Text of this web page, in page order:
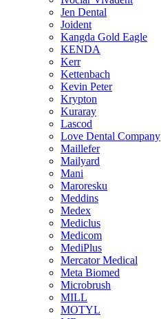
Jen Dental
Joident
Kangda Gold Eagle
KENDA
Kerr
Kettenbach
Kevin Peter
Krypton
Kuraray
Lascod
Love Dental Company
Maillefer
Mailyard
Mani
Maroresku
Meddins
Medex
Mediclus
Medicom
MediPlus
Mercator Medical
Meta Biomed
Microbrush
MILL
MOTYL